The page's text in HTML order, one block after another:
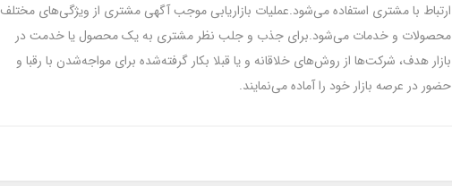
ارتباط با مشتری استفاده می‌شود.عملیات بازاریابی موجب آگهی مشتری از ویژگی‌های مختلف
محصولات و خدمات می‌شود.برای جذب و جلب نظر مشتری به یک محصول یا خدمت در
بازار هدف، شرکت‌ها از روش‌های خلاقانه و یا قبلا بکار گرفته‌شده برای مواجه‌شدن با رقبا و
حضور در عرصه بازار خود را آماده می‌نمایند.